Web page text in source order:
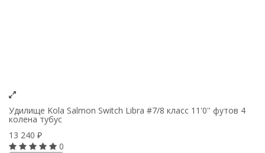
Удилище Kola Salmon Switch Libra #7/8 класс 11'0'' футов 4
колена тубус
13 240 ₽
0